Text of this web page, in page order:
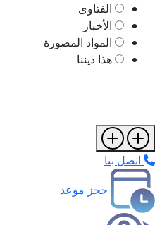
الفتاوى
الأخبار
المواد المصورة
هذا ديننا
اتصل بنا
حجز موعد